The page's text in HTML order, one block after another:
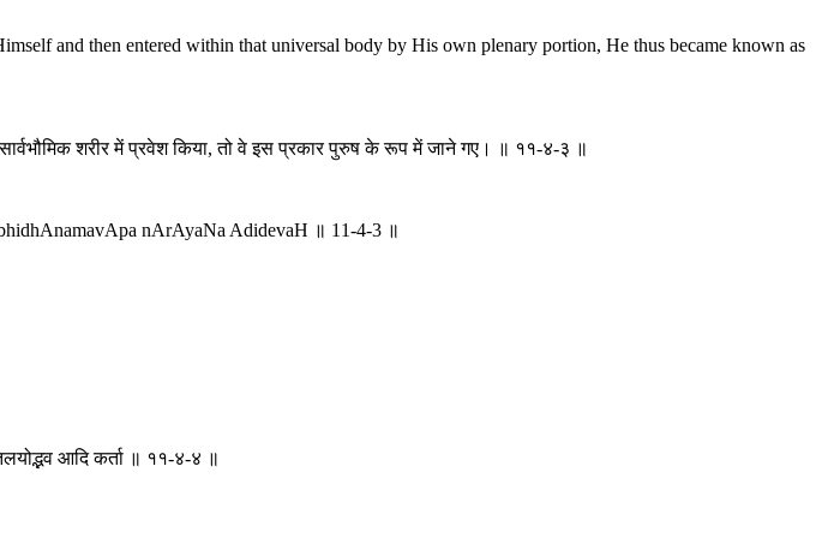
and then entered within that universal body by His own plenary portion, He thus became known as
शरीर में प्रवेश किया, तो वे इस प्रकार पुरुष के रूप में जाने गए। ॥ ११-४-३ ॥
nArAyaNa AdidevaH ॥ 11-4-3 ॥
आदि कर्ता ॥ ११-४-४ ॥